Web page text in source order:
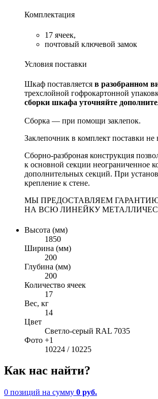
Комплектация
17 ячеек,
почтовый ключевой замок
Условия поставки
Шкаф поставляется в разобранном
трехслойной гофрокартонной
сборки шкафа уточняйте
Сборка — при помощи заклепок.
Заклепочник в комплект поставки не
Сборно-разброная конструкция
к основной секции неограниченное
дополнительных секций. При
крепление к стене.
МЫ ПРЕДОСТАВЛЯЕМ
НА ВСЮ ЛИНЕЙКУ
Высота (мм)
1850
Ширина (мм)
200
Глубина (мм)
200
Количество ячеек
17
Вес, кг
14
Цвет
Светло-серый RAL 7035
Фото +1
10224 / 10225
Как нас найти?
0 позиций на сумму 0 руб.